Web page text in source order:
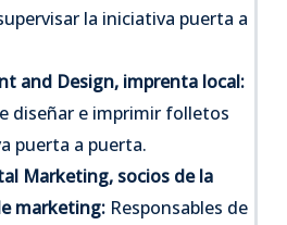
la iniciativa puerta a
and Design, imprenta local:
diseñar e imprimir folletos
puerta a puerta.
Marketing, socios de la
marketing: Responsables de